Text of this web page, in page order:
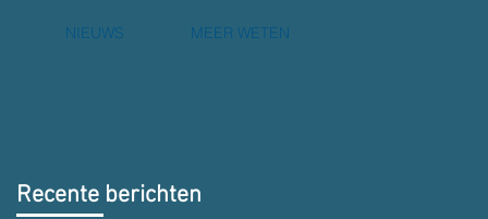
NIEUWS MEER WETEN
Recente berichten